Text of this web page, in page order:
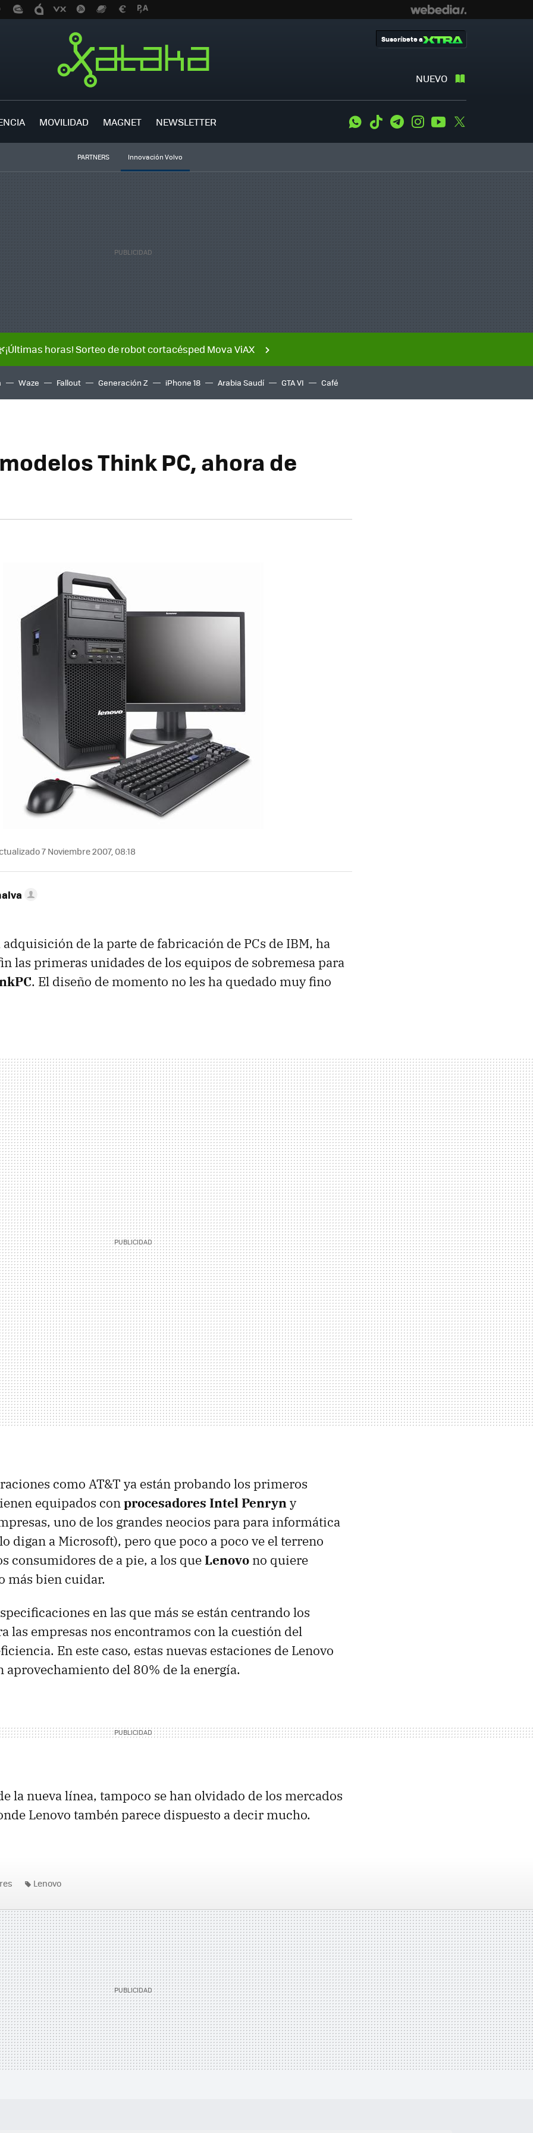
NUEVO
Suscríbete a
MOVILIDAD MAGNET NEWSLETTER WhatsApp
Tiktok TelegramInstagramYoutube
PARTNERS Innovación Volvo
horas! Sorteo de robot cortacésped Mova ViAX
Waze Fallout Generación Z iPhone 18 Arabia Saudí GTA VI Café
Think PC, ahora de
7 Noviembre 2007, 08:18
adquisición de la parte de fabricación de PCs de IBM, ha
las primeras unidades de los equipos de sobremesa para
. El diseño de momento no les ha quedado muy fino
como AT&T ya están probando los primeros
equipados conprocesadores Intel Penryny
uno de los grandes neocios para para informática
digan a Microsoft), pero que poco a poco ve el terreno
consumidores de a pie, a los queLenovo no quiere
más bien cuidar.
en las que más se están centrando los
las empresas nos encontramos con la cuestión del
En este caso, estas nuevas estaciones de Lenovo
aprovechamiento del 80% de la energía.
la nueva línea, tampoco se han olvidado de los mercados
Lenovo tambén parece dispuesto a decir mucho.
Lenovo